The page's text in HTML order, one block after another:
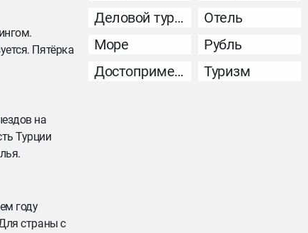
Пятёрка
на
Турции
году
страны с
Деловой туризм
Отель
Море
Рубль
Достопримечательность
Туризм